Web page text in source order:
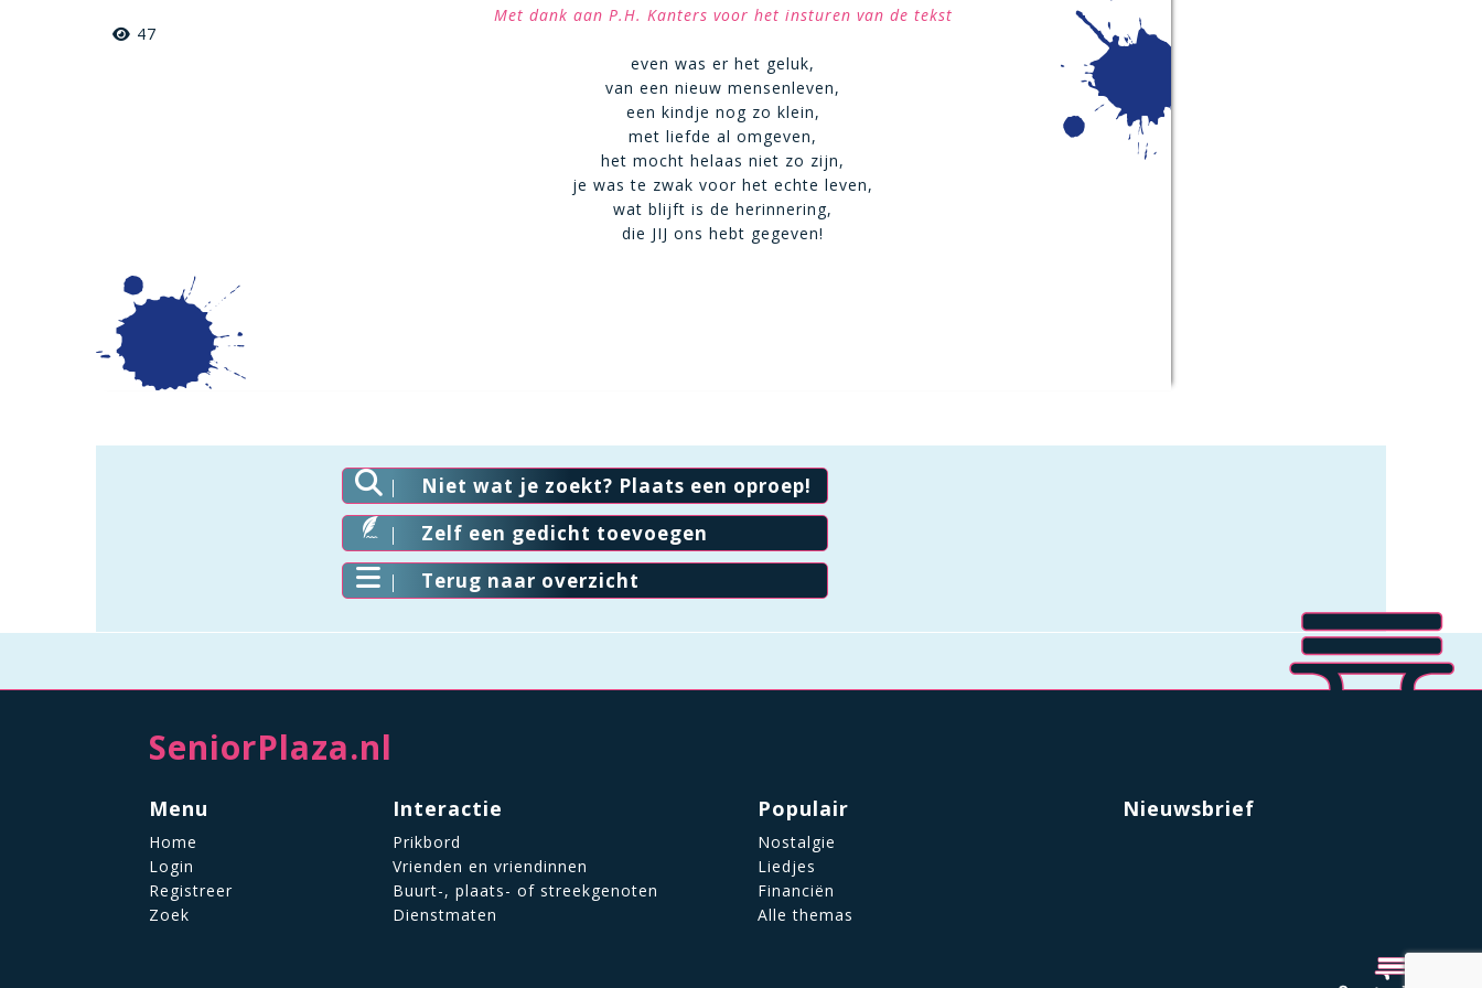
47
Met dank aan P.H. Kanters voor het insturen van de tekst
even was er het geluk,
van een nieuw mensenleven,
een kindje nog zo klein,
met liefde al omgeven,
het mocht helaas niet zo zijn,
je was te zwak voor het echte leven,
wat blijft is de herinnering,
die JIJ ons hebt gegeven!
Niet wat je zoekt? Plaats een oproep!
Zelf een gedicht toevoegen
Terug naar overzicht
SeniorPlaza.nl
Menu
Home
Login
Registreer
Zoek
Interactie
Prikbord
Vrienden en vriendinnen
Buurt-, plaats- of streekgenoten
Dienstmaten
Populair
Nostalgie
Liedjes
Financiën
Alle themas
Nieuwsbrief